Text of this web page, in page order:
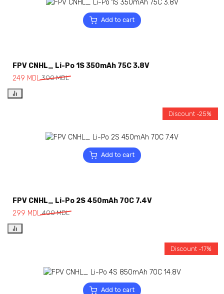
Add to cart
FPV CNHL_ Li-Po 1S 350mAh 75C 3.8V
300MDL
249 MDL
Add to cart
Discount -25%
FPV CNHL_ Li-Po 2S 450mAh 70C 7.4V
400MDL
299 MDL
Add to cart
Discount -17%